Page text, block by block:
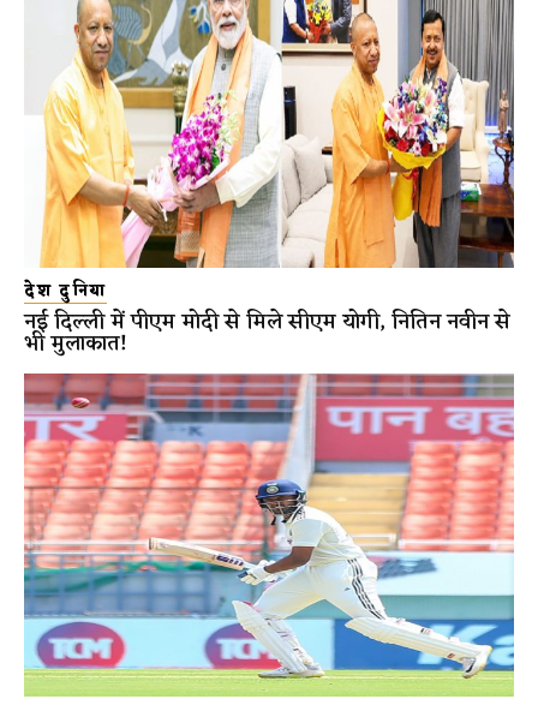
देश दुनिया
नई दिल्ली में पीएम मोदी से मिले सीएम योगी, नितिन नवीन से
भी मुलाकात!